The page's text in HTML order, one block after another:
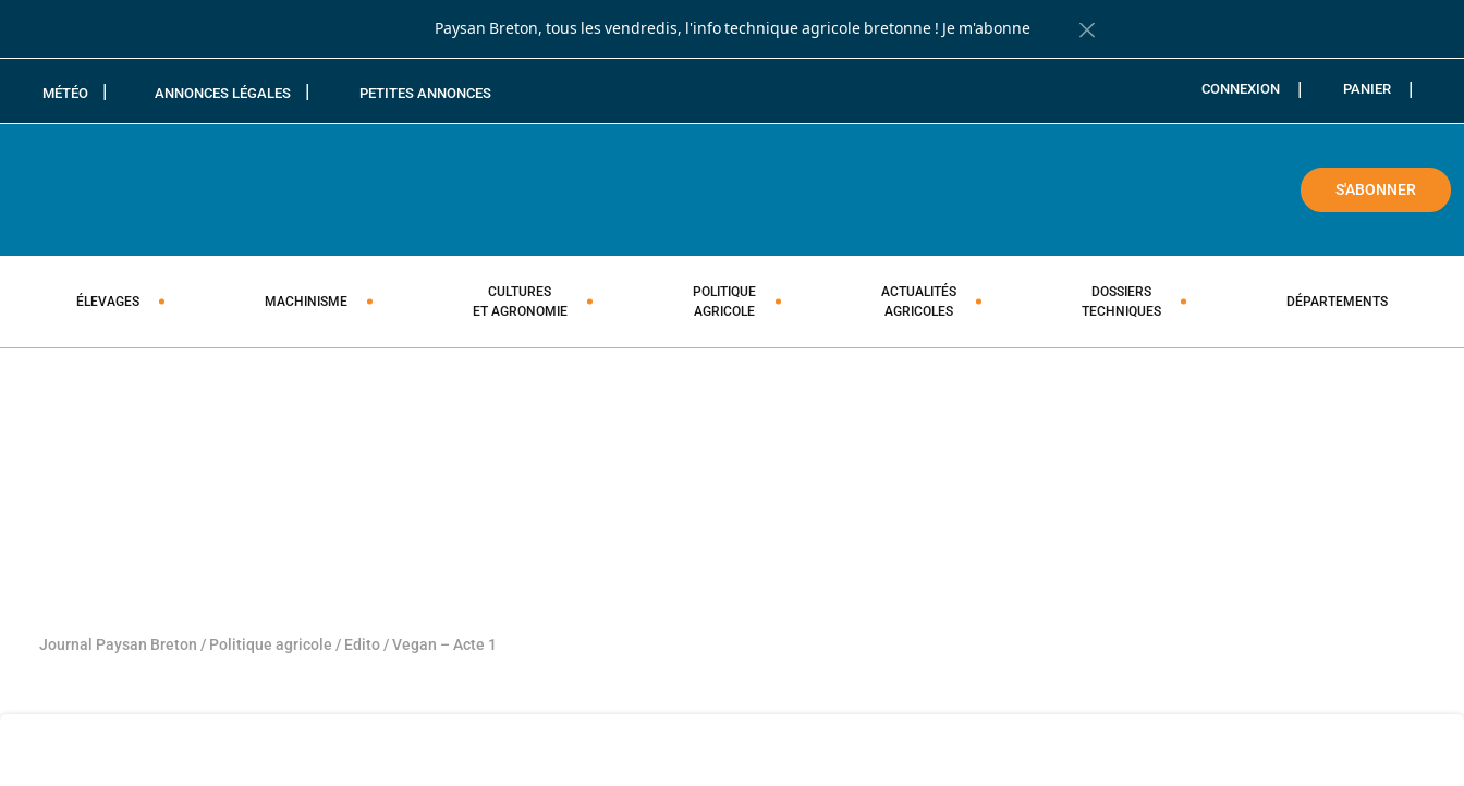
Paysan Breton, tous les vendredis, l'info technique agricole bretonne ! Je m'abonne
Fermer la barre de notification
MÉTÉO ANNONCES LÉGALES PETITES ANNONCES CONNEXION PANIER
S'ABONNER
ÉLEVAGES MACHINISME
CULTURES
ET AGRONOMIE
POLITIQUE
AGRICOLE
ACTUALITÉS
AGRICOLES
DOSSIERS
TECHNIQUES
DÉPARTEMENTS
Journal Paysan Breton / Politique agricole / Edito /Vegan – Acte 1